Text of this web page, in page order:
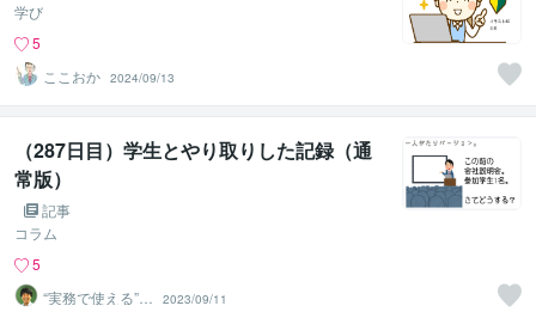
学び
5
ここおか 2024/09/13
（287日目）学生とやり取りした記録（通
常版）
記事
コラム
5
“実務で使える”改
善パートナー／
2023/09/11